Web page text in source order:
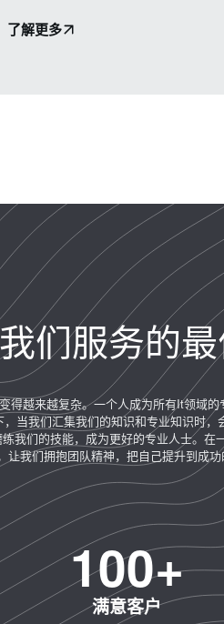
了解更多
们服务的
得越来越复杂。一个人成为所有It领域
当我们汇集我们的知识和专业知识时
我们的技能，成为更好的专业人士。
让我们拥抱团队精神，把自己提升到成功
满意客户
100+